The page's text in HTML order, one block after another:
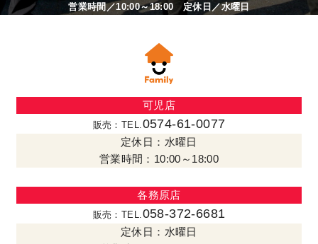
営業時間／10:00～18:00 定休日／水曜日
可児店
販売：TEL. 0574-61-0077
定休日：水曜日
営業時間：10:00～18:00
各務原店
販売：TEL. 058-372-6681
定休日：水曜日